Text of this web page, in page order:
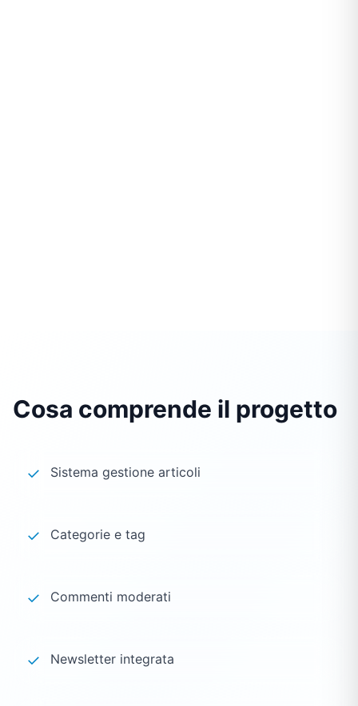
Cosa comprende il progetto
✓ Sistema gestione articoli
✓ Categorie e tag
✓ Commenti moderati
✓ Newsletter integrata